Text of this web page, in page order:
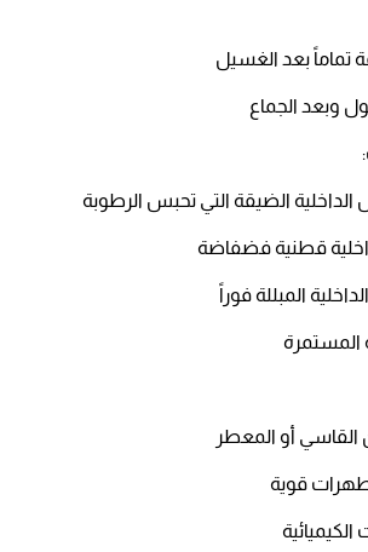
تماماً بعد الغسيل​
وبعد الجماع
الداخلية الضيقة التي تحبس الرطوبة​
قطنية فضفاضة​
المبللة فوراً​
المستمرة​
القاسي أو المعطر​
قوية​